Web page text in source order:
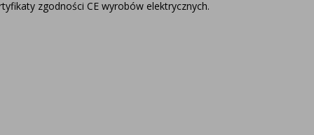
zgodności CE wyrobów elektrycznych.